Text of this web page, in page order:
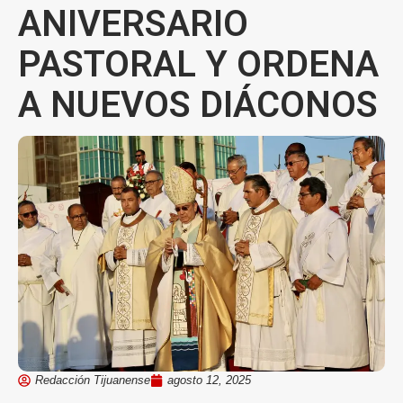
ANIVERSARIO
PASTORAL Y ORDENA
A NUEVOS DIÁCONOS
Redacción Tijuanense agosto 12, 2025